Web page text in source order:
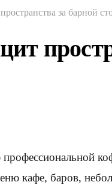
за барной
кафе, баров,